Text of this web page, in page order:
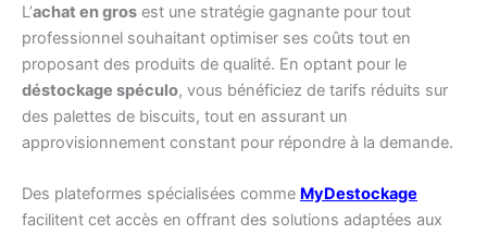
L’achat en gros est une stratégie gagnante pour tout
professionnel souhaitant optimiser ses coûts tout en
proposant des produits de qualité. En optant pour le
déstockage spéculo, vous bénéficiez de tarifs réduits sur
des palettes de biscuits, tout en assurant un
approvisionnement constant pour répondre à la demande.
Des plateformes spécialisées comme MyDestockage
facilitent cet accès en offrant des solutions adaptées aux